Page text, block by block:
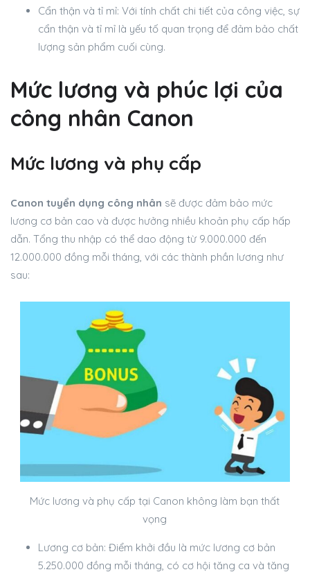
Cẩn thận và tỉ mỉ: Với tính chất chi tiết của công việc, sự
cẩn thận và tỉ mỉ là yếu tố quan trọng để đảm bảo chất
lượng sản phẩm cuối cùng.
Mức lương và phúc lợi của
công nhân Canon
Mức lương và phụ cấp
Canon tuyển dụng công nhân sẽ được đảm bảo mức
lương cơ bản cao và được hưởng nhiều khoản phụ cấp hấp
dẫn. Tổng thu nhập có thể dao động từ 9.000.000 đến
12.000.000 đồng mỗi tháng, với các thành phần lương như
sau:
Mức lương và phụ cấp tại Canon không làm bạn thất
vọng
Lương cơ bản: Điểm khởi đầu là mức lương cơ bản
5.250.000 đồng mỗi tháng, có cơ hội tăng ca và tăng